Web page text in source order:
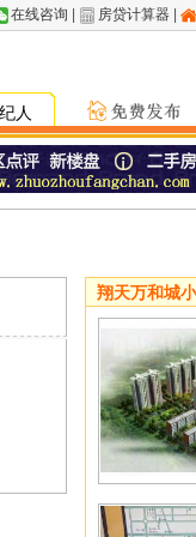
在线咨询 房贷计算器
人
翔天万和城